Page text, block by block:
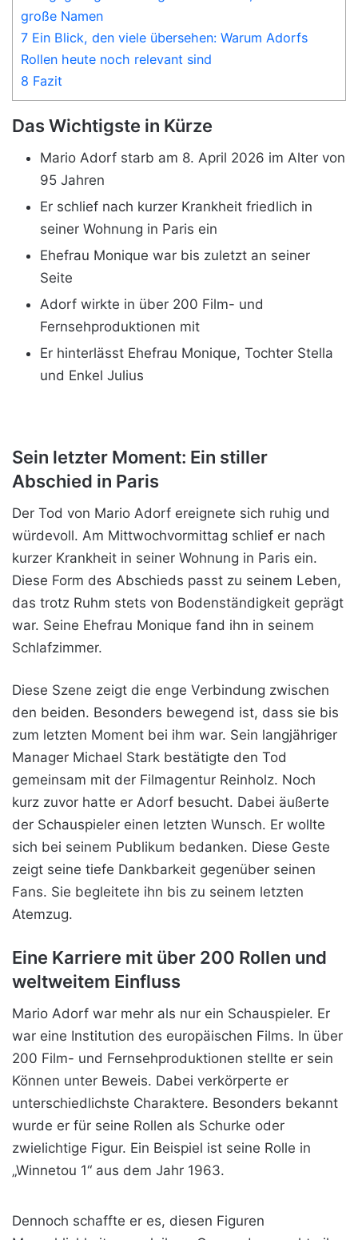
große Namen
7 Ein Blick, den viele übersehen: Warum Adorfs
Rollen heute noch relevant sind
8 Fazit
Das Wichtigste in Kürze
Mario Adorf starb am 8. April 2026 im Alter von
95 Jahren
Er schlief nach kurzer Krankheit friedlich in
seiner Wohnung in Paris ein
Ehefrau Monique war bis zuletzt an seiner
Seite
Adorf wirkte in über 200 Film- und
Fernsehproduktionen mit
Er hinterlässt Ehefrau Monique, Tochter Stella
und Enkel Julius
Sein letzter Moment: Ein stiller
Abschied in Paris
Der Tod von Mario Adorf ereignete sich ruhig und
würdevoll. Am Mittwochvormittag schlief er nach
kurzer Krankheit in seiner Wohnung in Paris ein.
Diese Form des Abschieds passt zu seinem Leben,
das trotz Ruhm stets von Bodenständigkeit geprägt
war. Seine Ehefrau Monique fand ihn in seinem
Schlafzimmer.
Diese Szene zeigt die enge Verbindung zwischen
den beiden. Besonders bewegend ist, dass sie bis
zum letzten Moment bei ihm war. Sein langjähriger
Manager Michael Stark bestätigte den Tod
gemeinsam mit der Filmagentur Reinholz. Noch
kurz zuvor hatte er Adorf besucht. Dabei äußerte
der Schauspieler einen letzten Wunsch. Er wollte
sich bei seinem Publikum bedanken. Diese Geste
zeigt seine tiefe Dankbarkeit gegenüber seinen
Fans. Sie begleitete ihn bis zu seinem letzten
Atemzug.
Eine Karriere mit über 200 Rollen und
weltweitem Einfluss
Mario Adorf war mehr als nur ein Schauspieler. Er
war eine Institution des europäischen Films. In über
200 Film- und Fernsehproduktionen stellte er sein
Können unter Beweis. Dabei verkörperte er
unterschiedlichste Charaktere. Besonders bekannt
wurde er für seine Rollen als Schurke oder
zwielichtige Figur. Ein Beispiel ist seine Rolle in
„Winnetou 1“ aus dem Jahr 1963.
Dennoch schaffte er es, diesen Figuren